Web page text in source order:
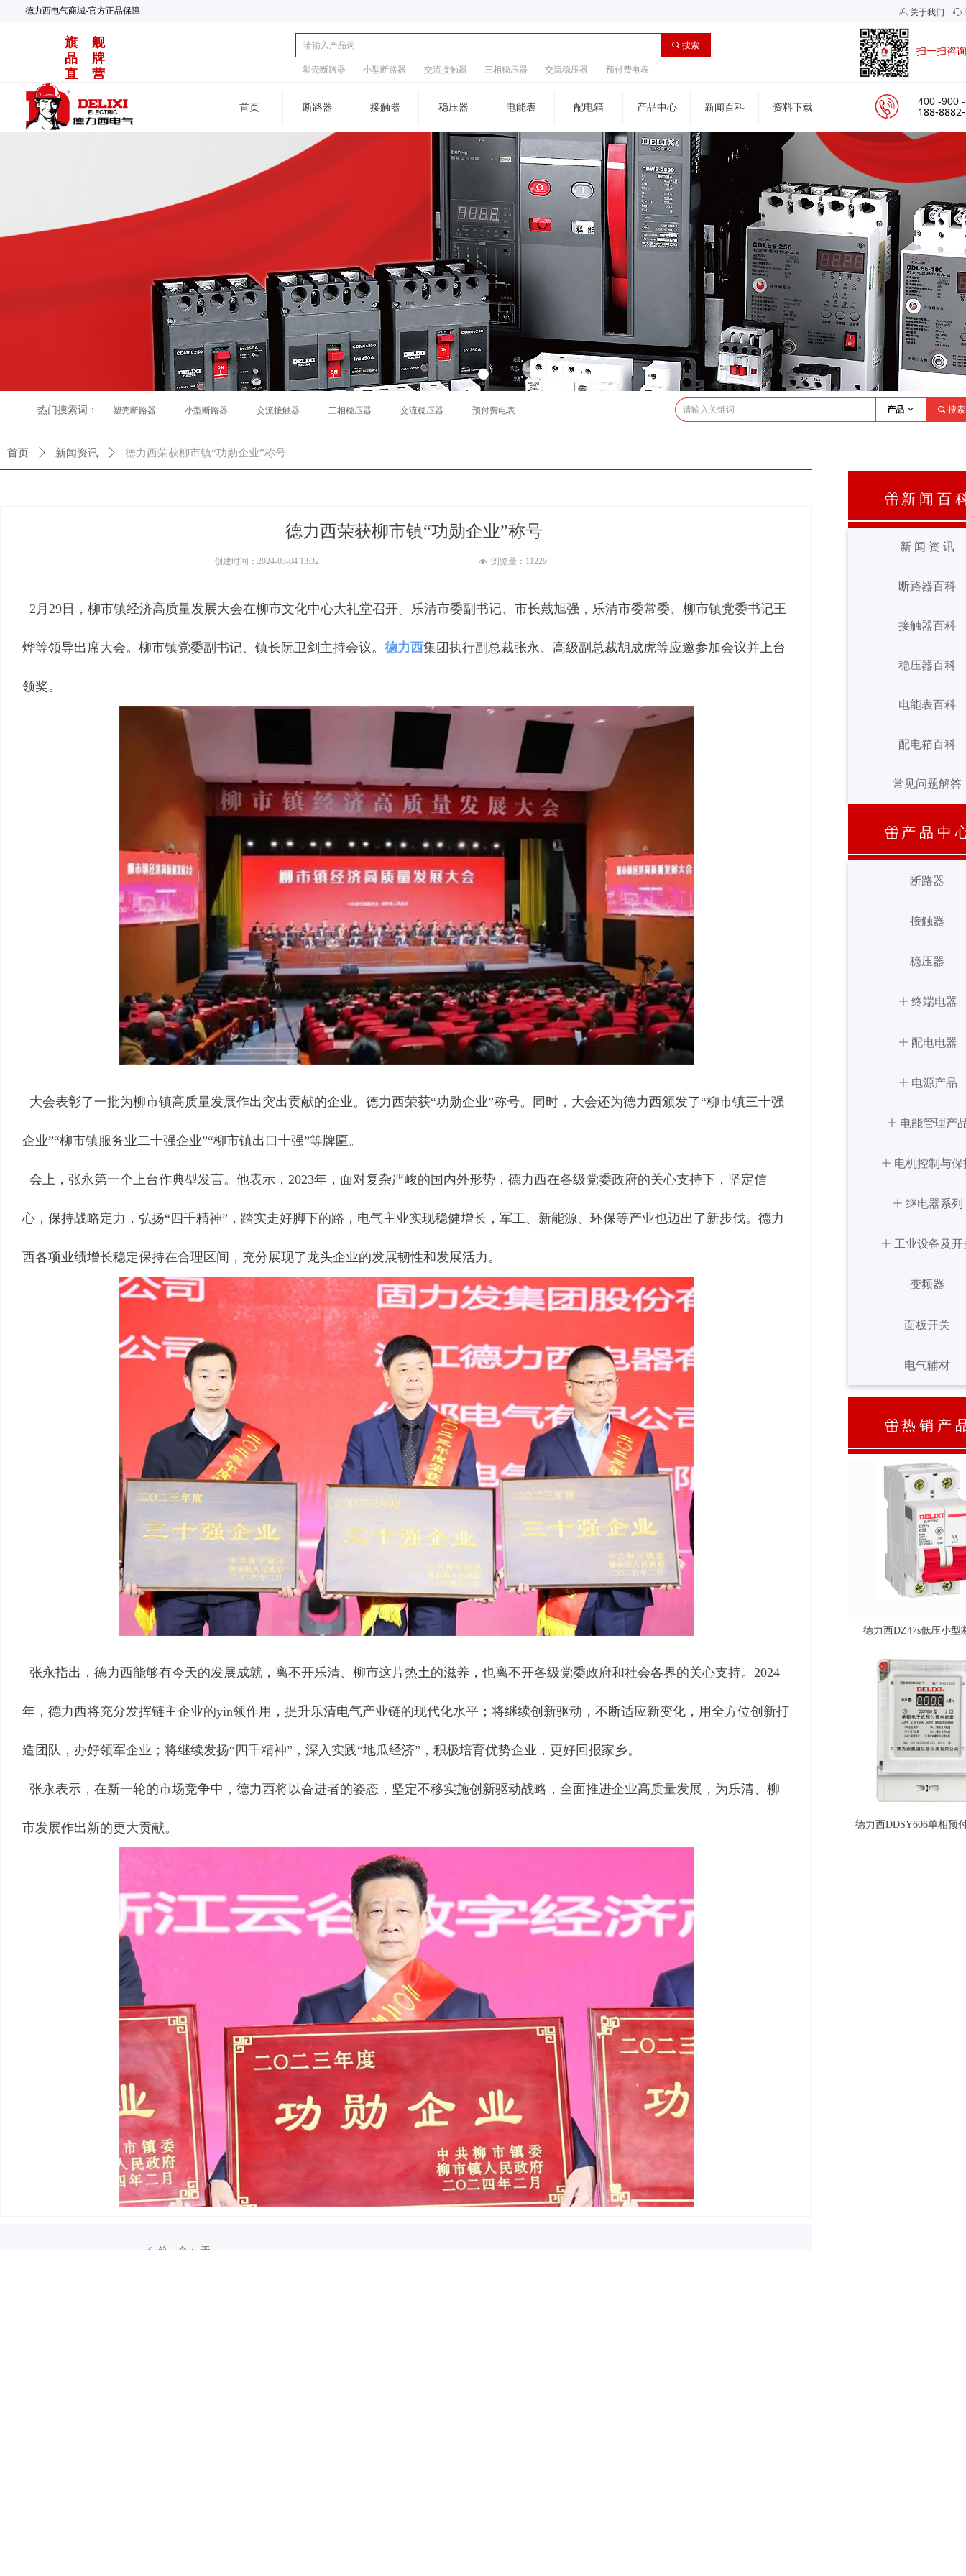
德力西电气商城-官方正品保障 ꁘ 关于我们 ꁱ
끠 搜索
旗 舰
品 牌
直 营
扫一扫咨
塑壳断路器 小型断路器 交流接触器 三相稳压器 交流稳压器 预付费电表
首页 断路器 接触器 稳压器 电能表 配电箱 产品中心 新闻百科 资料下载
400 -900
188-
塑壳断路器 小型断路器 交流接触器 三相稳压器 交流稳压器 预付费电表
热门搜索词： 끠 搜索
产品 ꀁ
首页 ꄲ 新闻资讯 ꄲ 德力西荣获柳市镇“功勋企业”称号
넶 浏览量：11229
2月29日，柳市镇经济高质量发展大会在柳市文化中心大礼堂召开。乐清市委副书记、市长戴旭强，乐清市委常委、柳市镇党委书记王
烨等领导出席大会。柳市镇党委副书记、镇长阮卫剑主持会议。 德力西集团执行副总裁张永、高级副总裁胡成虎等应邀参加会议并上台
领奖。
大会表彰了一批为柳市镇高质量发展作出突出贡献的企业。德力西荣获“功勋企业”称号。同时，大会还为德力西颁发了“柳市镇三十强
企业”“柳市镇服务业二十强企业”“柳市镇出口十强”等牌匾。
会上，张永第一个上台作典型发言。他表示，2023年，面对复杂严峻的国内外形势，德力西在各级党委政府的关心支持下，坚定信
心，保持战略定力，弘扬“四千精神”，踏实走好脚下的路，电气主业实现稳健增长，军工、新能源、环保等产业也迈出了新步伐。德力
西各项业绩增长稳定保持在合理区间，充分展现了龙头企业的发展韧性和发展活力。
张永指出，德力西能够有今天的发展成就，离不开乐清、柳市这片热土的滋养，也离不开各级党委政府和社会各界的关心支持。2024
年，德力西将充分发挥链主企业的yin领作用，提升乐清电气产业链的现代化水平；将继续创新驱动，不断适应新变化，用全方位创新打
造团队，办好领军企业；将继续发扬“四千精神”，深入实践“地瓜经济”，积极培育优势企业，更好回报家乡。
张永表示，在新一轮的市场竞争中，德力西将以奋进者的姿态，坚定不移实施创新驱动战略，全面推进企业高质量发展，为乐清、柳
市发展作出新的更大贡献。
创建时间： 2024-03-04 13:32
德力西荣获柳市镇“功勋企业”称号
ꄴ 前一个： 无
ꁠ 新 闻 百
ꁠ 产 品 中
ꁠ热 销 产
德力西DZ47s低压小型
新 闻 资 讯
新 闻 资 讯
断路器百科
断路器百科
接触器百科
接触器百科
稳压器百科
稳压器百科
电能表百科
电能表百科
配电箱百科
配电箱百科
常见问题解答
常见问题解答
断路器
断路器
接触器
接触器
稳压器
稳压器
ꄶ 终端电器
ꄶ 终端电器
ꄶ 配电电器
ꄶ 配电电器
ꄶ 电源产品
ꄶ电源产品
ꄶ 电能管理产
ꄶ电能管理产
ꄶ 电机控制与保
电机控制与保
ꄶ 继电器系列
ꄶ 继电器系列
ꄶ 工业设备及开
工业设备及开
变频器
变频器
面板开关
面板开关
电气辅材
ꁸ
回到顶部
ꂅ
400-900-1677
ꀥ
微信二维码